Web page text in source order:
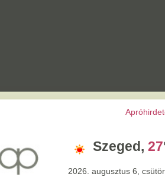
Apróhirdetés | Programok
2026. augusztus 6, csütörtök, Berta,
Bettina